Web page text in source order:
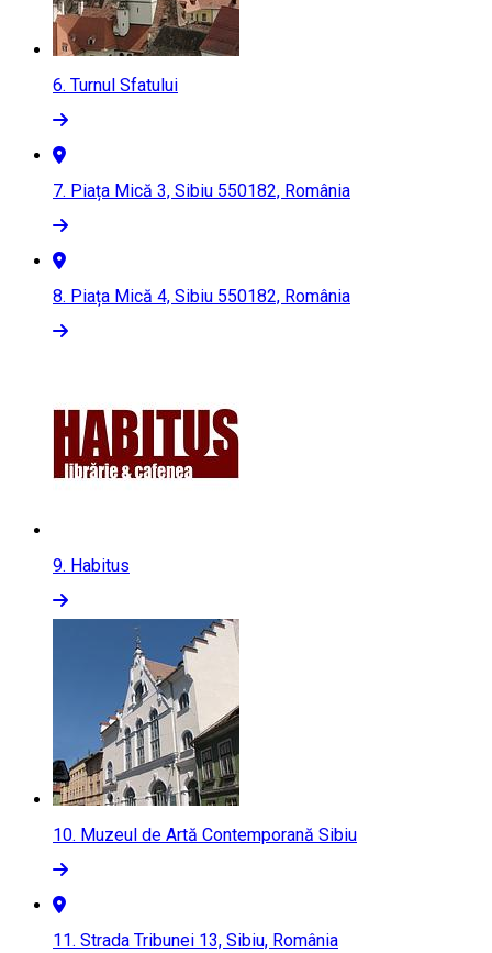
6. Turnul Sfatului
7. Piața Mică 3, Sibiu 550182, România
8. Piața Mică 4, Sibiu 550182, România
9. Habitus
10. Muzeul de Artă Contemporană Sibiu
11. Strada Tribunei 13, Sibiu, România